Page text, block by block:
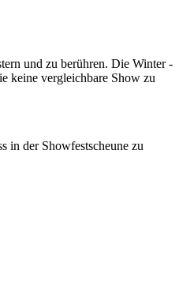
und zu berühren. Die Winter -
keine vergleichbare Show zu
in der Showfestscheune zu